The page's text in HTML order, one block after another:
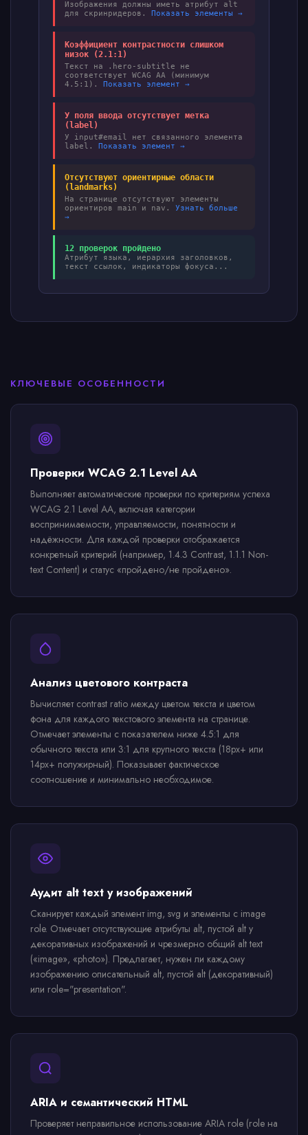
Изображения должны иметь атрибут alt
для скринридеров. Показать элементы →
Коэффициент контрастности слишком
низок (2.1:1)
Текст на .hero-subtitle не
соответствует WCAG AA (минимум
4.5:1). Показать элемент →
У поля ввода отсутствует метка
(label)
У input#email нет связанного элемента
label. Показать элемент →
Отсутствуют ориентирные области
(landmarks)
На странице отсутствуют элементы
ориентиров main и nav. Узнать больше
→
12 проверок пройдено
Атрибут языка, иерархия заголовков,
текст ссылок, индикаторы фокуса...
КЛЮЧЕВЫЕ ОСОБЕННОСТИ
Проверки WCAG 2.1 Level AA
Выполняет автоматические проверки по критериям успеха
WCAG 2.1 Level AA, включая категории
воспринимаемости, управляемости, понятности и
надёжности. Для каждой проверки отображается
конкретный критерий (например, 1.4.3 Contrast, 1.1.1 Non-
text Content) и статус «пройдено/не пройдено».
Анализ цветового контраста
Вычисляет contrast ratio между цветом текста и цветом
фона для каждого текстового элемента на странице.
Отмечает элементы с показателем ниже 4.5:1 для
обычного текста или 3:1 для крупного текста (18px+ или
14px+ полужирный). Показывает фактическое
соотношение и минимально необходимое.
Аудит alt text у изображений
Сканирует каждый элемент img, svg и элементы с image
role. Отмечает отсутствующие атрибуты alt, пустой alt у
декоративных изображений и чрезмерно общий alt text
(«image», «photo»). Предлагает, нужен ли каждому
изображению описательный alt, пустой alt (декоративный)
или role="presentation".
ARIA и семантический HTML
Проверяет неправильное использование ARIA role (role на